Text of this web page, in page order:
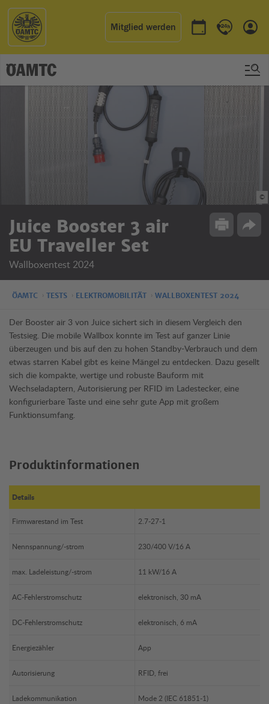
Mitglied werden
Termin buchen
Kontakt &
©
Juice Booster 3 air
EU Traveller Set
Wallboxentest 2024
Drucken
ÖAMTC TESTS ELEKTROMOBILITÄT WALLBOXENTEST 2024
Der Booster air 3 von Juice sichert sich in diesem Vergleich den
Testsieg. Die mobile Wallbox konnte im Test auf ganzer Linie
überzeugen und bis auf den zu hohen Standby-Verbrauch und dem
etwas starren Kabel gibt es keine Mängel zu entdecken. Dazu gesellt
sich die kompakte, wertige und robuste Bauform mit
Wechseladaptern, Autorisierung per RFID im Ladestecker, eine
konfigurierbare Taste und eine sehr gute App mit großem
Funktionsumfang.
Produktinformationen
Details
Firmwarestand im Test 2.7-27-1
Nennspannung/-strom 230/400 V/16 A
max. Ladeleistung/-strom 11 kW/16 A
AC-Fehlerstromschutz elektronisch, 30 mA
DC-Fehlerstromschutz elektronisch, 6 mA
Energiezähler App
Autorisierung RFID, frei
Ladekommunikation Mode 2 (IEC 61851-1)